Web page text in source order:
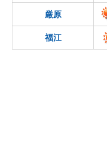
厳原
福江